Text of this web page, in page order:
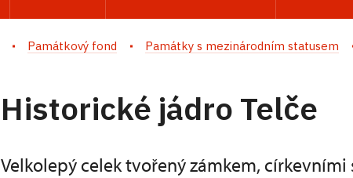
Památkový fond Památky s mezinárodním statusem
Historické jádro Telče
Velkolepý celek tvořený zámkem,